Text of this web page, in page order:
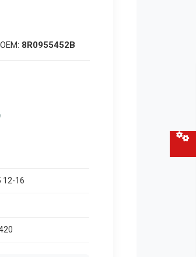
OEM: 8R0955452B
12-16